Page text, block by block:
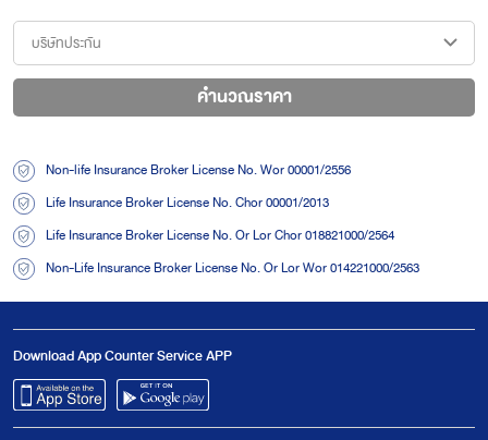
คำนวณราคา
Non-life Insurance Broker License No. Wor 00001/2556
Life Insurance Broker License No. Chor 00001/2013
Life Insurance Broker License No. Or Lor Chor 018821000/2564
Non-Life Insurance Broker License No. Or Lor Wor 014221000/2563
Download AppCounter Service APP